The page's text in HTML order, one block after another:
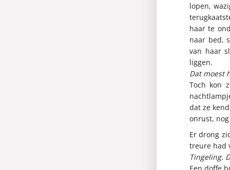
lopen,
haar te
naar bed,
van haar
liggen.
Dat moest
Toch kon
dat ze
onrust,
Er drong
treure had
Tingeling.